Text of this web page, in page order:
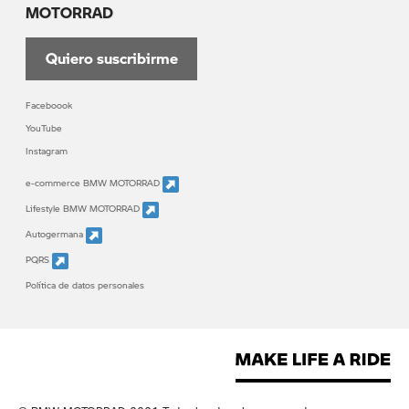
MOTORRAD
Quiero suscribirme
Faceboook
YouTube
Instagram
e-commerce BMW MOTORRAD
Lifestyle BMW MOTORRAD
Autogermana
PQRS
Política de datos personales